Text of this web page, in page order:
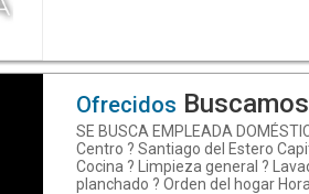
Ofrecidos
SE BUSCA EMPLEADA
Centro ? Santiago del Estero
Cocina ? Limpieza general ?
planchado ? Orden del hogar